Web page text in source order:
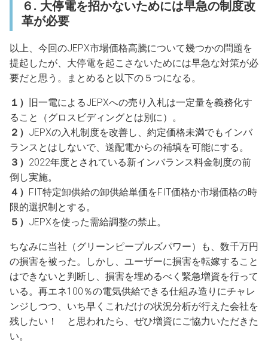
６. 大停電を招かないためには早急の制度改
革が必要
以上、今回のJEPX市場価格高騰について幾つかの問題を
提起したが、大停電を起こさないためには早急な対策が必
要だと思う。まとめると以下の５つになる。
１）
旧一電によるJEPXへの売り入札は一定量を義務化す
ること（グロスビディングとは別に）。
２） JEPXの入札制度を改善し、約定価格未満でもインバ
ランスとはしないで、送配電からの補填を可能にする。
３） 2022年度とされている新インバランス料金制度の前
倒し実施。
４） FIT特定卸供給の卸供給単価をFIT価格か市場価格の時
限的選択制とする。
５） JEPXを使った需給調整の禁止。
ちなみに当社（グリーンピープルズパワー）も、数千万円
の損害を被った。しかし、ユーザーに損害を転嫁すること
はできないと判断し、損害を埋めるべく緊急増資を行って
いる。再エネ100％の電気供給できる仕組み造りにチャレ
ンジしつつ、いち早くこれだけの状況分析が行えた会社を
残したい！ と思われたら、ぜひ増資にご協力いただきた
い。